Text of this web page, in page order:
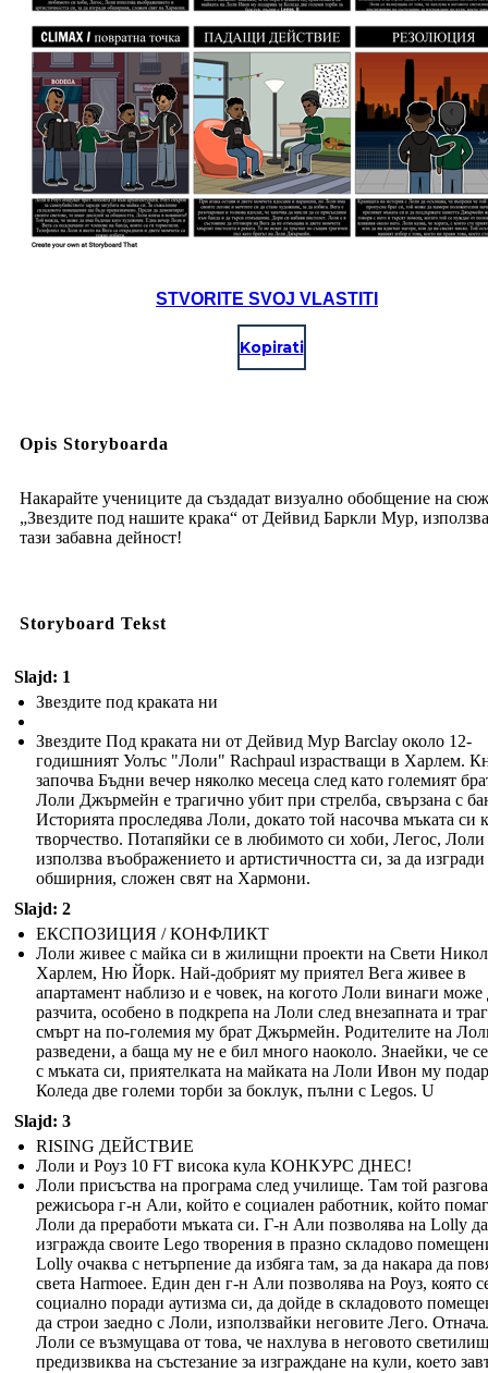
STVORITE SVOJ VLASTITI
Kopirati
Opis Storyboarda
Накарайте учениците да създадат визуално обобщение на
„Звездите под нашите крака“ от Дейвид Баркли Мур,
тази забавна дейност!
Storyboard Tekst
Slajd: 1
Звездите под краката ни
Звездите Под краката ни от Дейвид Мур Barclay около 12-
годишният Уолъс "Лоли" Rachpaul израстващи в Харлем.
започва Бъдни вечер няколко месеца след като големият
Лоли Джърмейн е трагично убит при стрелба, свързана с
Историята проследява Лоли, докато той насочва мъката си
творчество. Потапяйки се в любимото си хоби, Легос, Лоли
използва въображението и артистичността си, за да изгради
обширния, сложен свят на Хармони.
Slajd: 2
ЕКСПОЗИЦИЯ / КОНФЛИКТ
Лоли живее с майка си в жилищни проекти на Свети
Харлем, Ню Йорк. Най-добрият му приятел Вега живее в
апартамент наблизо и е човек, на когото Лоли винаги може
разчита, особено в подкрепа на Лоли след внезапната и
смърт на по-големия му брат Джърмейн. Родителите на
разведени, а баща му не е бил много наоколо. Знаейки, че
с мъката си, приятелката на майката на Лоли Ивон му
Коледа две големи торби за боклук, пълни с Legos. U
Slajd: 3
RISING ДЕЙСТВИЕ
Лоли и Роуз 10 FT висока кула КОНКУРС ДНЕС!
Лоли присъства на програма след училище. Там той
режисьора г-н Али, който е социален работник, който
Лоли да преработи мъката си. Г-н Али позволява на Lolly да
изгражда своите Lego творения в празно складово
Lolly очаква с нетърпение да избяга там, за да накара да
света Harmoee. Един ден г-н Али позволява на Роуз, която
социално поради аутизма си, да дойде в складовото
да строи заедно с Лоли, използвайки неговите Лего.
Лоли се възмущава от това, че нахлува в неговото
предизвиква на състезание за изграждане на кули, което